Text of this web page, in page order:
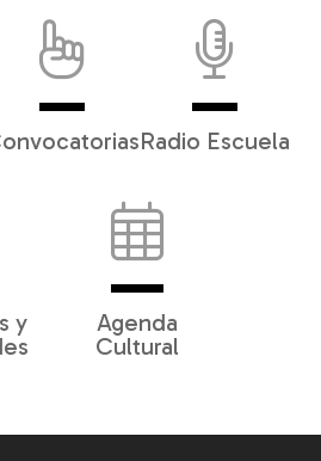
Radio Escuela
y
Agenda
Cultural